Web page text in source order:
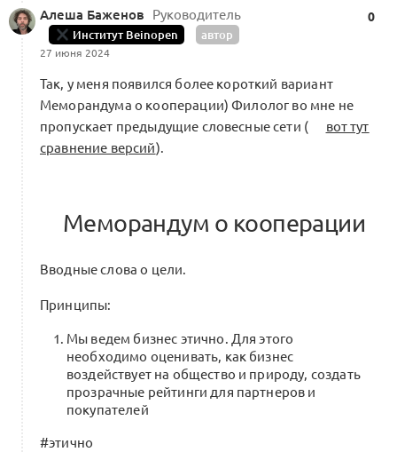
6 комментариев
Консолидация рынка вокруг
Меморандума о кооперации
0
1 комментарий
0 комментариев
«Реинжиниринг системы моды»:
совместный проект НИУ ВШЭ
и Института Beinopen
Алеша Баженов Руководитель
Институт Beinopen автор
27 июня 2024
0
Так, у меня появился более короткий вариант
Меморандума о кооперации) Филолог во мне не
пропускает предыдущие словесные сети (
вот тут
сравнение версий).
Меморандум о кооперации
Вводные слова о цели.
Принципы:
Мы ведем бизнес этично. Для этого
необходимо оценивать, как бизнес
воздействует на общество и природу, создать
прозрачные рейтинги для партнеров и
покупателей
#этично